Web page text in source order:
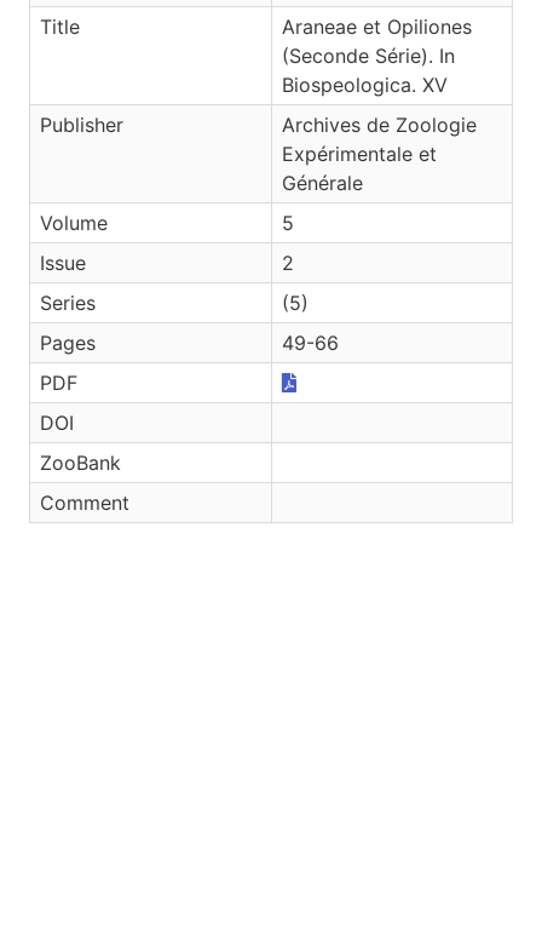
Title
Araneae et Opiliones
(Seconde Série). In
Biospeologica. XV
Publisher
Archives de Zoologie
Expérimentale et
Générale
Volume
5
Issue
2
Series
(5)
Pages
49-66
PDF
DOI
ZooBank
Comment